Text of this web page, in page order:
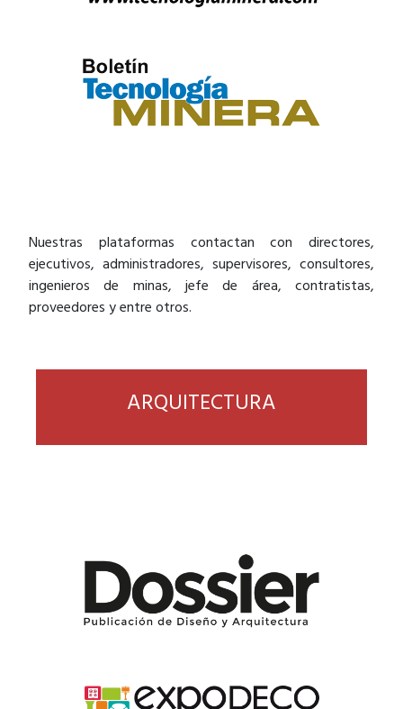
Nuestras plataformas contactan con directores,
ejecutivos, administradores, supervisores, consultores,
ingenieros de minas, jefe de área, contratistas,
proveedores y entre otros.
ARQUITECTURA